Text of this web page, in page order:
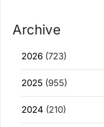
Archive
2026 (723)
2025 (955)
2024 (210)